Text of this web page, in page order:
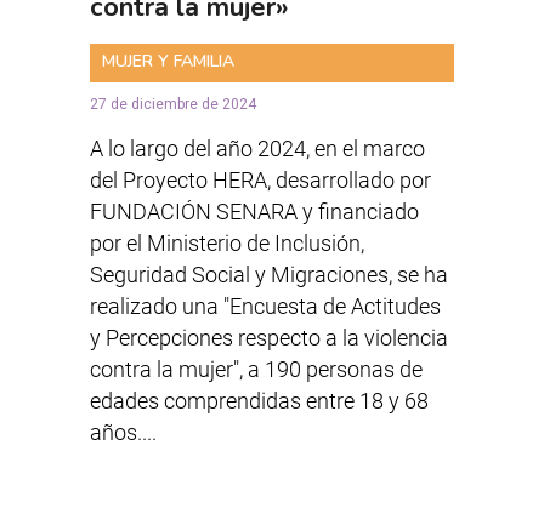
contra la mujer»
MUJER Y FAMILIA
27 de diciembre de 2024
A lo largo del año 2024, en el marco
del Proyecto HERA, desarrollado por
FUNDACIÓN SENARA y financiado
por el Ministerio de Inclusión,
Seguridad Social y Migraciones, se ha
realizado una "Encuesta de Actitudes
y Percepciones respecto a la violencia
contra la mujer", a 190 personas de
edades comprendidas entre 18 y 68
años....